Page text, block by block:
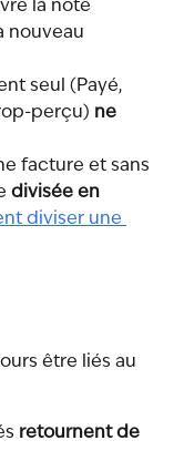
la note
nouveau
seul (Payé,
perçu) ne
facture et sans
divisée en
diviser une
être liés au
retournent de